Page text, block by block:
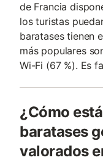
de Francia
los turistas
baratases tienen
más populares
Wi-Fi (67 %). Es
¿Cómo
baratases
valorados